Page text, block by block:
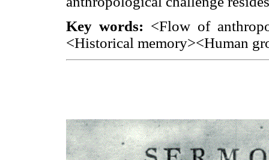
Key words: <Flow of
<Historical memory><Human